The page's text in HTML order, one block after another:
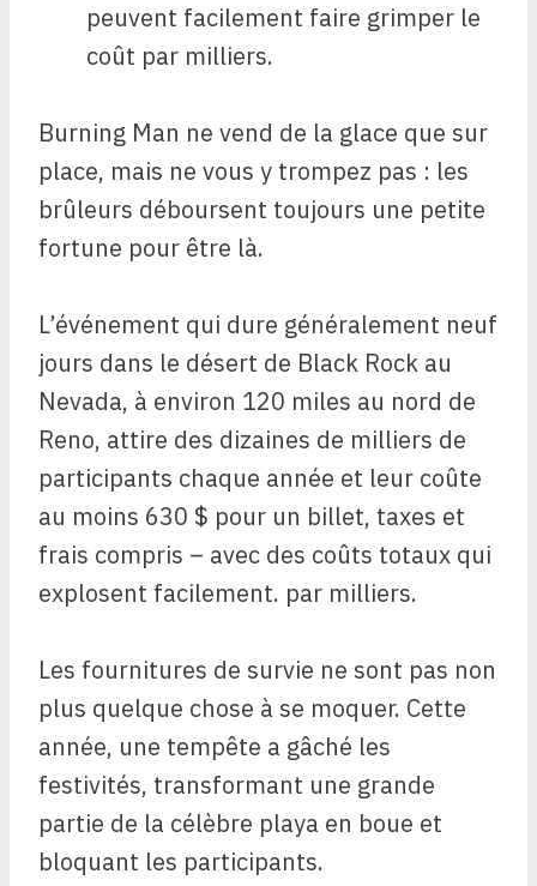
peuvent facilement faire grimper le
coût par milliers.
Burning Man ne vend de la glace que sur
place, mais ne vous y trompez pas : les
brûleurs déboursent toujours une petite
fortune pour être là.
L’événement qui dure généralement neuf
jours dans le désert de Black Rock au
Nevada, à environ 120 miles au nord de
Reno, attire des dizaines de milliers de
participants chaque année et leur coûte
au moins 630 $ pour un billet, taxes et
frais compris – avec des coûts totaux qui
explosent facilement. par milliers.
Les fournitures de survie ne sont pas non
plus quelque chose à se moquer. Cette
année, une tempête a gâché les
festivités, transformant une grande
partie de la célèbre playa en boue et
bloquant les participants.